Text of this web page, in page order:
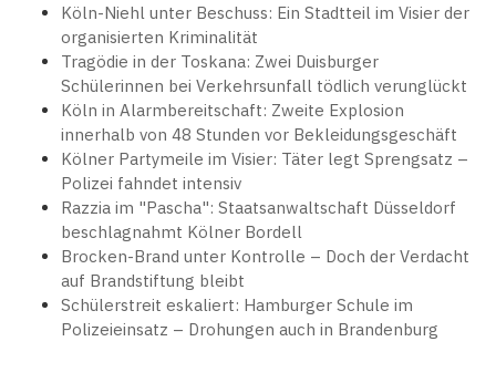
Köln-Niehl unter Beschuss: Ein Stadtteil im Visier der
organisierten Kriminalität
Tragödie in der Toskana: Zwei Duisburger
Schülerinnen bei Verkehrsunfall tödlich verunglückt
Köln in Alarmbereitschaft: Zweite Explosion
innerhalb von 48 Stunden vor Bekleidungsgeschäft
Kölner Partymeile im Visier: Täter legt Sprengsatz –
Polizei fahndet intensiv
Razzia im "Pascha": Staatsanwaltschaft Düsseldorf
beschlagnahmt Kölner Bordell
Brocken-Brand unter Kontrolle – Doch der Verdacht
auf Brandstiftung bleibt
Schülerstreit eskaliert: Hamburger Schule im
Polizeieinsatz – Drohungen auch in Brandenburg